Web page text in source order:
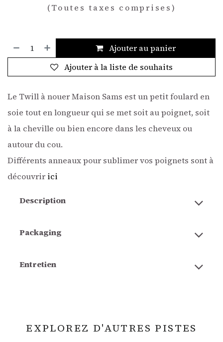
(Toutes taxes comprises)
Ajouter au panier
Ajouter à la liste de souhaits
Le Twill à nouer Maison Sams est un petit foulard en
soie tout en longueur qui se met soit au poignet, soit
à la cheville ou bien encore dans les cheveux ou
autour du cou.
Différents anneaux pour sublimer vos poignets sont à
découvrir ici
Description
Packaging
Entretien
EXPLOREZ D'AUTRES PISTES